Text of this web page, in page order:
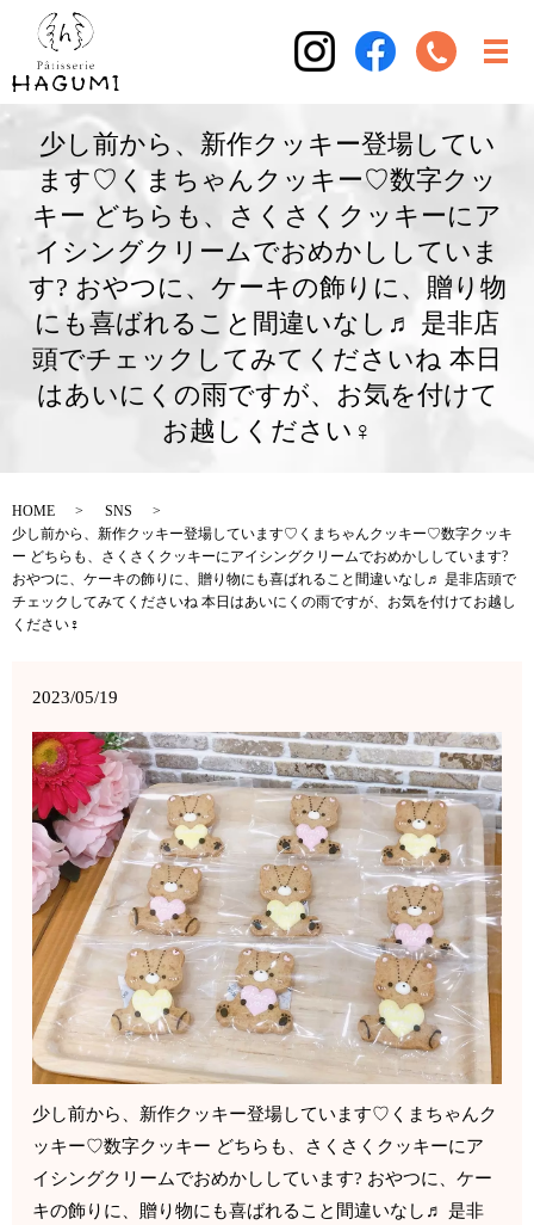
少し前から、新作クッキー登場してい
ます♡くまちゃんクッキー♡数字クッ
キー どちらも、さくさくクッキーにア
イシングクリームでおめかししていま
す? おやつに、ケーキの飾りに、贈り物
にも喜ばれること間違いなし♬ 是非店
頭でチェックしてみてくださいね 本日
はあいにくの雨ですが、お気を付けて
お越しください‍♀️
HOME
SNS
少し前から、新作クッキー登場しています♡くまちゃんクッキー♡数字クッキ
ー どちらも、さくさくクッキーにアイシングクリームでおめかししています?
おやつに、ケーキの飾りに、贈り物にも喜ばれること間違いなし♬ 是非店頭で
チェックしてみてくださいね 本日はあいにくの雨ですが、お気を付けてお越し
ください‍♀️
2023/05/19
少し前から、新作クッキー登場しています♡くまちゃんク
ッキー♡数字クッキー どちらも、さくさくクッキーにア
イシングクリームでおめかししています? おやつに、ケー
キの飾りに、贈り物にも喜ばれること間違いなし♬ 是非